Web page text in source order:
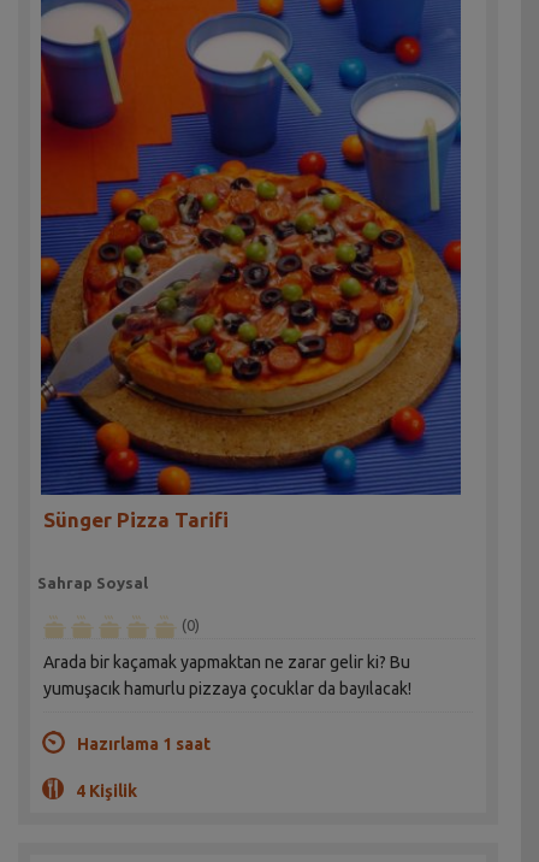
Sünger Pizza Tarifi
Sahrap Soysal
(0)
Arada bir kaçamak yapmaktan ne zarar gelir ki? Bu
yumuşacık hamurlu pizzaya çocuklar da bayılacak!
Hazırlama 1 saat
4 Kişilik